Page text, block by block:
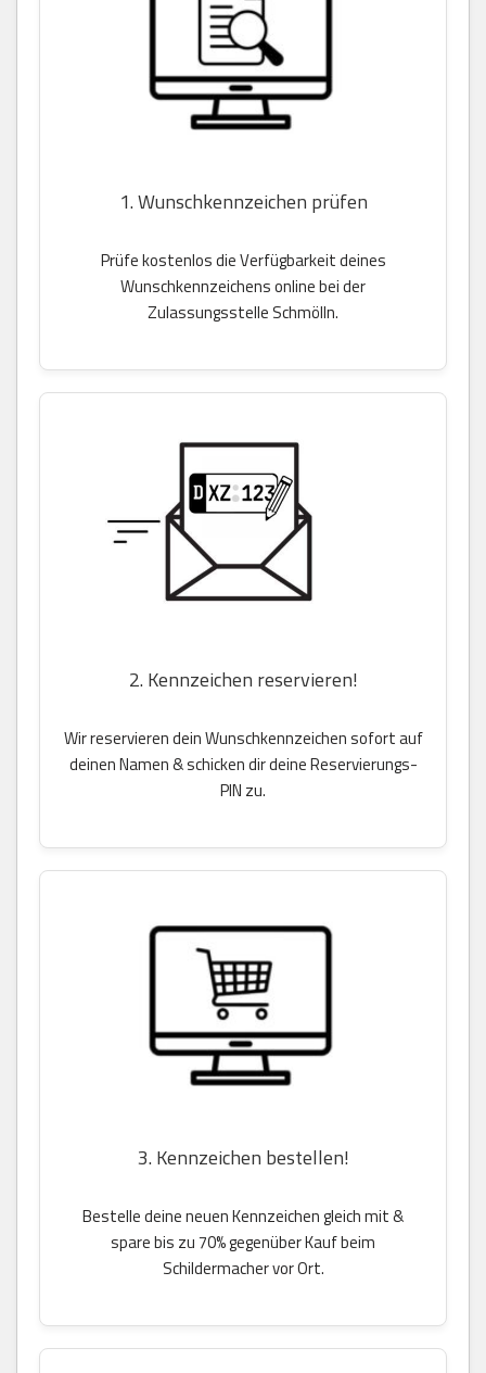
1. Wunschkennzeichen prüfen
Prüfe kostenlos die Verfügbarkeit deines
Wunschkennzeichens online bei der
Zulassungsstelle Schmölln.
2. Kennzeichen reservieren!
Wir reservieren dein Wunschkennzeichen sofort auf
deinen Namen & schicken dir deine Reservierungs-
PIN zu.
3. Kennzeichen bestellen!
Bestelle deine neuen Kennzeichen gleich mit &
spare bis zu 70% gegenüber Kauf beim
Schildermacher vor Ort.